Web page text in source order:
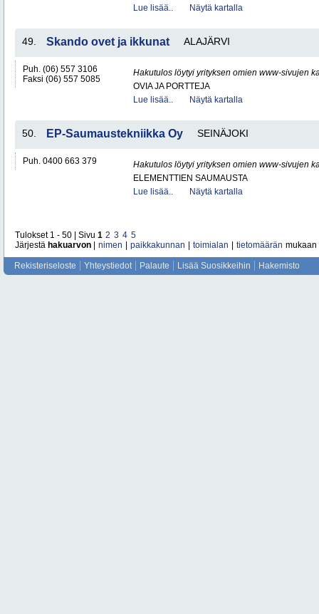
Lue lisää..
Näytä kartalla
49. Skando ovet ja ikkunat ALAJÄRVI
Puh. (06) 557 3106
Faksi (06) 557 5085
Hakutulos löytyi yrityksen omien www-sivujen
OVIA JA PORTTEJA
Lue lisää..
Näytä kartalla
50. EP-Saumaustekniikka Oy SEINÄJOKI
Puh. 0400 663 379
Hakutulos löytyi yrityksen omien www-sivujen
ELEMENTTIEN SAUMAUSTA
Lue lisää..
Näytä kartalla
Tulokset 1 - 50 | Sivu 1 2 3 4 5
Järjestä hakuarvon nimen paikkakunnan toimialan tietomäärän mukaan
Rekisteriseloste Yhteystiedot Palaute Lisää Suosikkeihin Hakemisto